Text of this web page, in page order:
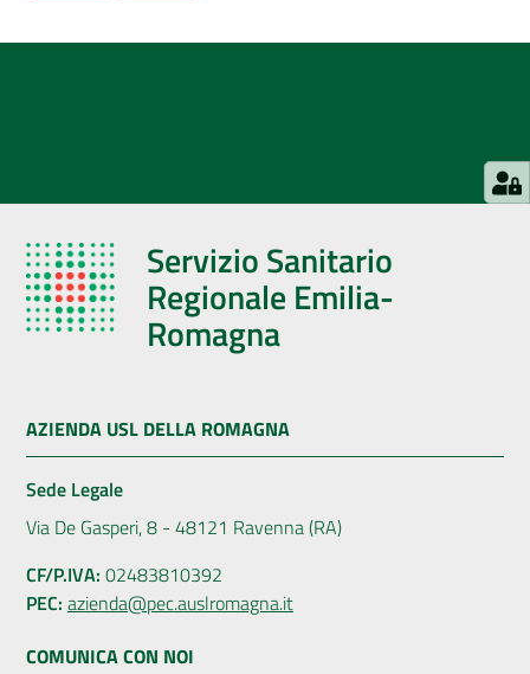
Servizio Sanitario
Regionale Emilia-
Romagna
AZIENDA USL DELLA ROMAGNA
Sede Legale
Via De Gasperi, 8 - 48121 Ravenna (RA)
CF/P.IVA: 02483810392
PEC: azienda@pec.auslromagna.it
COMUNICA CON NOI